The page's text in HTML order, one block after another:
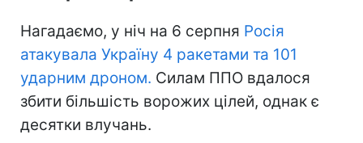
Нагадаємо, у ніч на 6 серпня Росія
атакувала Україну 4 ракетами та 101
ударним дроном. Силам ППО вдалося
збити більшість ворожих цілей, однак є
десятки влучань.